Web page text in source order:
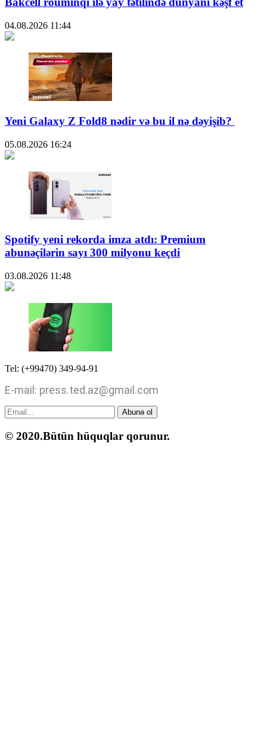
04.08.2026 11:44
Yeni Galaxy Z Fold8 nədir və bu il nə dəyişib?
05.08.2026 16:24
Spotify yeni rekorda imza atdı: Premium
abunəçilərin sayı 300 milyonu keçdi
03.08.2026 11:48
Tel: (+99470) 349-94-91
E-mail: press.ted.az@gmail.com
Abunə ol
© 2020.Bütün hüquqlar qorunur.